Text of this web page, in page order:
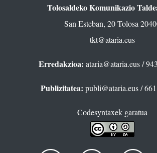
Tolosaldeko Komunikazio
San Esteban, 20 Tolosa
tkt@ataria.eus
Erredakzioa: ataria@ataria.eus/
Publizitatea: publi@ataria.eus/ 661
Codesyntaxek garatua